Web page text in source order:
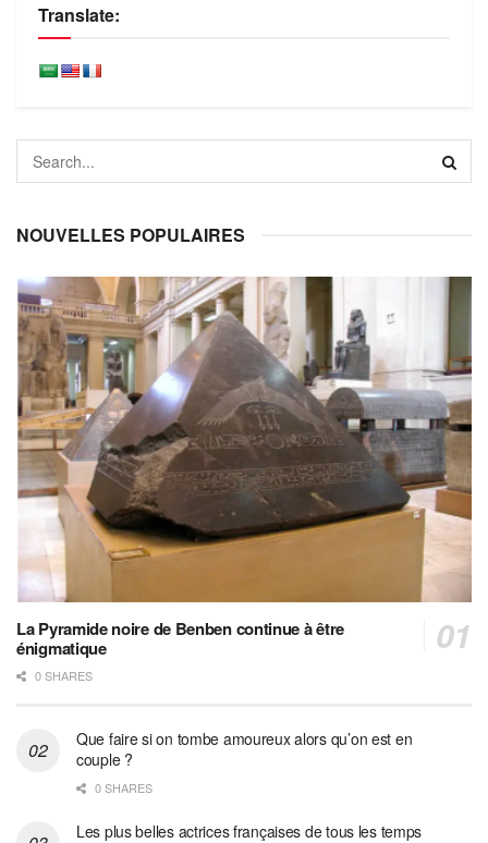
Translate:
NOUVELLES POPULAIRES
La Pyramide noire de Benben continue à être
énigmatique
0 SHARES
Que faire si on tombe amoureux alors qu’on est en
couple ?
0 SHARES
Les plus belles actrices françaises de tous les temps